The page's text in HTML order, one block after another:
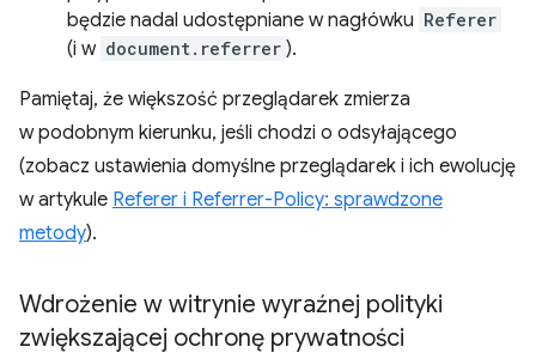
będzie nadal udostępniane w nagłówku Referer
(i w document.referrer ).
Pamiętaj, że większość przeglądarek zmierza
w podobnym kierunku, jeśli chodzi o odsyłającego
(zobacz ustawienia domyślne przeglądarek i ich ewolucję
w artykule Referer i Referrer-Policy: sprawdzone
metody).
Wdrożenie w witrynie wyraźnej polityki
zwiększającej ochronę prywatności